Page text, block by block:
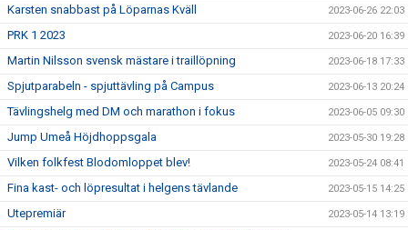
Karsten snabbast på Löparnas Kväll 2023-06-26 22:03
PRK 1 2023 2023-06-20 16:39
Martin Nilsson svensk mästare i traillöpning 2023-06-18 17:33
Spjutparabeln - spjuttävling på Campus 2023-06-13 20:24
Tävlingshelg med DM och marathon i fokus 2023-06-05 09:30
Jump Umeå Höjdhoppsgala 2023-05-30 19:28
Vilken folkfest Blodomloppet blev! 2023-05-24 08:41
Fina kast- och löpresultat i helgens tävlande 2023-05-15 14:25
Utepremiär 2023-05-14 13:19